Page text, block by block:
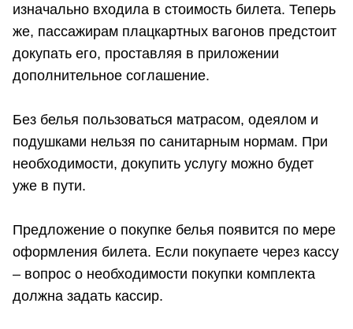
изначально входила в стоимость билета. Теперь
же, пассажирам плацкартных вагонов предстоит
докупать его, проставляя в приложении
дополнительное соглашение.
Без белья пользоваться матрасом, одеялом и
подушками нельзя по санитарным нормам. При
необходимости, докупить услугу можно будет
уже в пути.
Предложение о покупке белья появится по мере
оформления билета. Если покупаете через кассу
– вопрос о необходимости покупки комплекта
должна задать кассир.